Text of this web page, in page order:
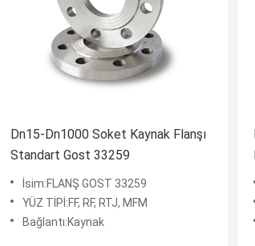
Dn15-Dn1000 Soket Kaynak Flanşı
Standart Gost 33259
İsim:FLANŞ GOST 33259
YÜZ TİPİ:FF, RF, RTJ, MFM
Bağlantı:Kaynak